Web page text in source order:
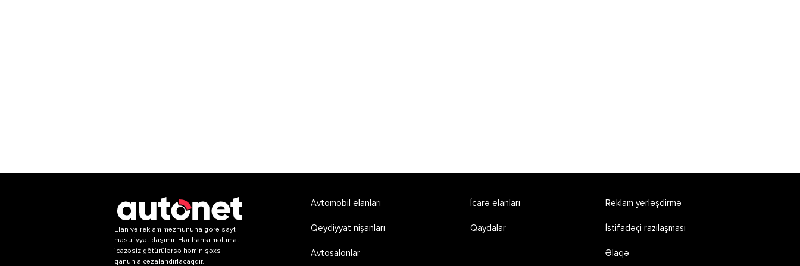
Elan və reklam məzmununa görə sayt
məsuliyyət daşımır. Hər hansı məlumat
icazəsiz götürülərsə həmin şəxs
qanunla cəzalandırlacaqdır.
Avtomobil elanları
Qeydiyyat nişanları
Avtosalonlar
İcarə elanları
Qaydalar
Reklam yerləşdirmə
İstifadəçi razılaşması
Əlaqə